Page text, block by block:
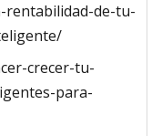
rentabilidad-de-tu-
crecer-tu-
para-